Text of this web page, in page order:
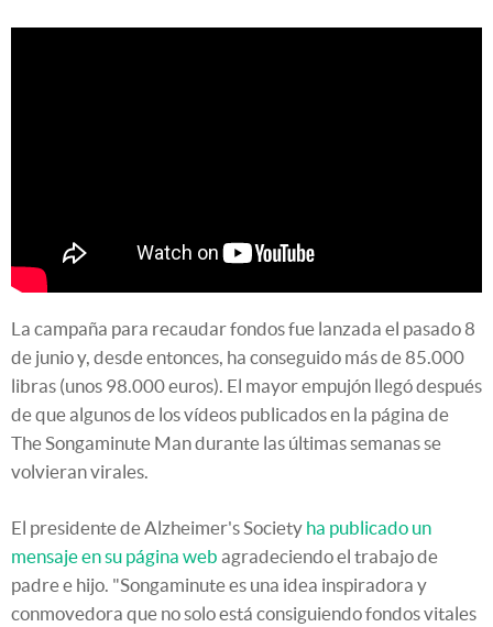
La campaña para recaudar fondos fue lanzada el pasado 8
de junio y, desde entonces, ha conseguido más de 85.000
libras (unos 98.000 euros). El mayor empujón llegó después
de que algunos de los vídeos publicados en la página de
The Songaminute Man durante las últimas semanas se
volvieran virales.
El presidente de Alzheimer's Society ha publicado un
mensaje en su página web agradeciendo el trabajo de
padre e hijo. "Songaminute es una idea inspiradora y
conmovedora que no solo está consiguiendo fondos vitales